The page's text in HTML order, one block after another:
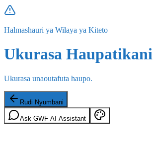
Halmashauri ya Wilaya ya Kiteto
Ukurasa Haupatikani
Ukurasa unaoutafuta haupo.
Rudi Nyumbani
Ask GWF AI Assistant